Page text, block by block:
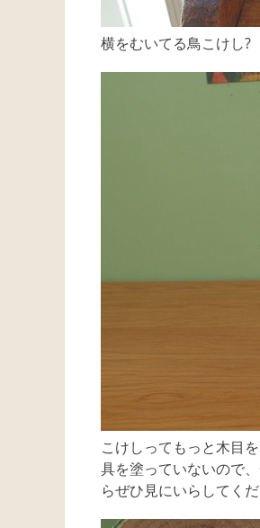
横をむいてる鳥こけし?
こけしってもっと木目
具を塗っていないので
らぜひ見にいらしてくだ